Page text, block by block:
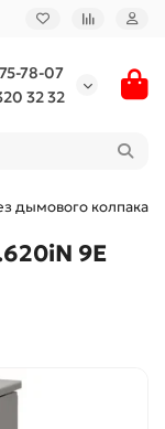
78-07
32 32
дымового колпака
9E